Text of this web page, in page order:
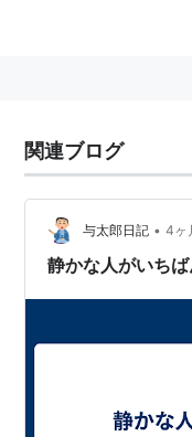
関連ブログ
与太郎日記 • 4ヶ
静かな人がいち